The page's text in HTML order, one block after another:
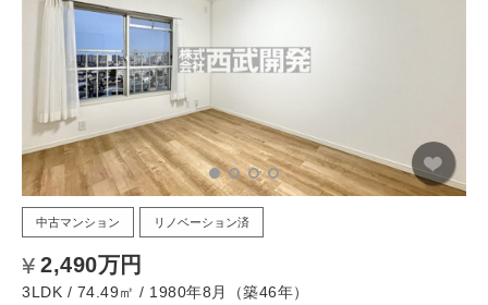
中古マンション リノベーション済
2,490万円
3LDK / 74.49㎡ / 1980年8月（築46年）